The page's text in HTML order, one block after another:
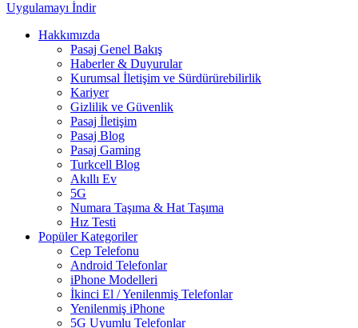
Uygulamayı İndir
Hakkımızda
Pasaj Genel Bakış
Haberler & Duyurular
Kurumsal İletişim ve Sürdürürebilirlik
Kariyer
Gizlilik ve Güvenlik
Pasaj İletişim
Pasaj Blog
Pasaj Gaming
Turkcell Blog
Akıllı Ev
5G
Numara Taşıma & Hat Taşıma
Hız Testi
Popüler Kategoriler
Cep Telefonu
Android Telefonlar
iPhone Modelleri
İkinci El / Yenilenmiş Telefonlar
Yenilenmiş iPhone
5G Uyumlu Telefonlar